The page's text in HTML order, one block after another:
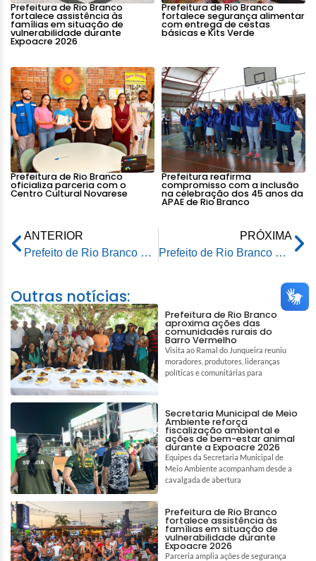
Prefeitura de Rio Branco
fortalece assistência às
famílias em situação de
vulnerabilidade durante
Expoacre 2026
Prefeitura de Rio Branco
fortalece segurança alimentar
com entrega de cestas
básicas e Kits Verde
Prefeitura de Rio Branco
oficializa parceria com o
Centro Cultural Novarese
Prefeitura reafirma
compromisso com a inclusão
na celebração dos 45 anos da
APAE de Rio Branco
ANTERIOR
Prefeito de Rio Branco participa de sessão da CPI das ONGs na Assembleia Legislativa
PRÓXIMA
Prefeito de Rio Branco participa de sessão da CPI das ONGs na Assembleia Legislativa
Outras notícias:
Prefeitura de Rio Branco
aproxima ações das
comunidades rurais do
Barro Vermelho
Visita ao Ramal do Junqueira reuniu
moradores, produtores, lideranças
políticas e comunitárias para
Secretaria Municipal de Meio
Ambiente reforça
fiscalização ambiental e
ações de bem-estar animal
durante a Expoacre 2026
Equipes da Secretaria Municipal de
Meio Ambiente acompanham desde a
cavalgada de abertura
Prefeitura de Rio Branco
fortalece assistência às
famílias em situação de
vulnerabilidade durante
Expoacre 2026
Parceria amplia ações de segurança